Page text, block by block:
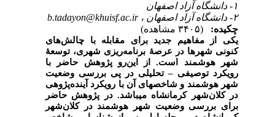
۱- دانشگاه آزاد اصفهان
۲- دانشگاه آزاد اصفهان ،
b.tadayon@khuisf.ac.ir
چکیده:
(۳۴۰۵ مشاهده)
یکی از مفاهیم جدید برای مقابله با
چالش‌های
کنونی شهرها در عرصۀ برنامه‌ریزی شهری، توسعۀ
شهر
هوشمند
است. از این‌رو پژوهش حاضر با
رویکرد توصیفی–تحلیلی در پی بررسی وضعیت
شهر هوشمند و شاخص­های آن با رویکرد آینده‌پژوهی
در کلان‌شهر کرمانشاه می­باشد. در پژوهش حاضر
برای بررسی وضعیت شهر هوشمند در کلان‌شهر